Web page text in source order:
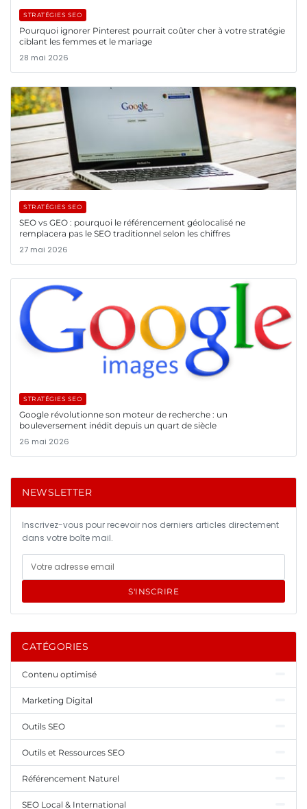
STRATÉGIES SEO
Pourquoi ignorer Pinterest pourrait coûter cher à votre stratégie
ciblant les femmes et le mariage
28 mai 2026
STRATÉGIES SEO
SEO vs GEO : pourquoi le référencement géolocalisé ne
remplacera pas le SEO traditionnel selon les chiffres
27 mai 2026
STRATÉGIES SEO
Google révolutionne son moteur de recherche : un
bouleversement inédit depuis un quart de siècle
26 mai 2026
NEWSLETTER
Inscrivez-vous pour recevoir nos derniers articles directement
dans votre boîte mail.
S'INSCRIRE
CATÉGORIES
Contenu optimisé
Marketing Digital
Outils SEO
Outils et Ressources SEO
Référencement Naturel
SEO Local & International